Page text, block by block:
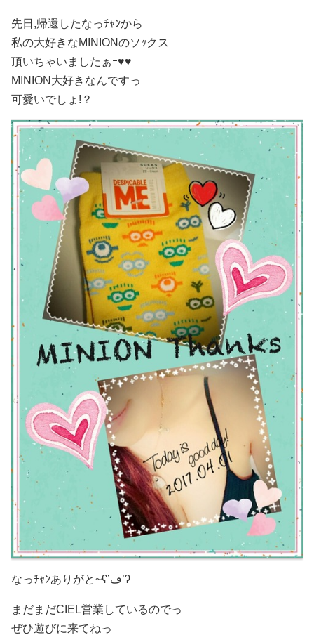
先日,帰還したなっﾁｬﾝから
私の大好きなMINIONのソｯクス
頂いちゃいましたぁｰ♥♥
MINION大好きなんですっ
可愛いでしょ!？
なっﾁｬﾝありがと~ʕ’ڡ’ʔ
まだまだCIEL営業しているのでっ
ぜひ遊びに来てねっ